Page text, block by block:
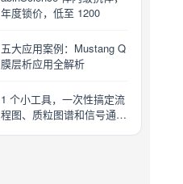
年度锁价，低至 1200
五大应用案例：Mustang Q
膜层析应用全解析
1 个小工具，一次性搞定流
程图、质粒图谱和信号通路